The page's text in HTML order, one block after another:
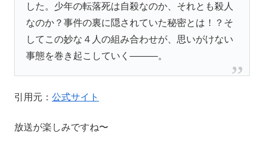
した。少年の転落死は自殺なのか、それとも殺人
なのか？事件の裏に隠されていた秘密とは！？そ
してこの妙な４人の組み合わせが、思いがけない
事態を巻き起こしていく———。
引用元： 公式サイト
放送が楽しみですね〜